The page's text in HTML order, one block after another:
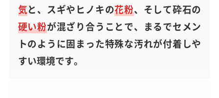
気と、スギやヒノキの花粉、そして砕石の
硬い粉が混ざり合うことで、まるでセメン
トのように固まった特殊な汚れが付着しや
すい環境です。